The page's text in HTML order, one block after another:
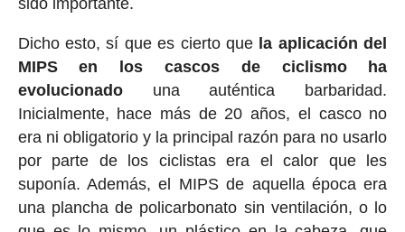
sido importante.
Dicho esto, sí que es cierto que la aplicación del
MIPS en los cascos de ciclismo ha
evolucionadouna auténtica barbaridad.
Inicialmente, hace más de 20 años, el casco no
era ni obligatorio y la principal razón para no usarlo
por parte de los ciclistas era el calor que les
suponía. Además, el MIPS de aquella época era
una plancha de policarbonato sin ventilación, o lo